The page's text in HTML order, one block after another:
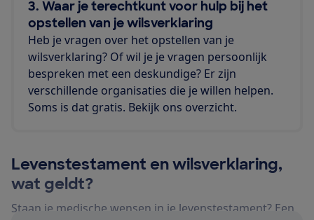
3. Waar je terechtkunt voor hulp bij het
opstellen van je wilsverklaring
Heb je vragen over het opstellen van je
wilsverklaring? Of wil je je vragen persoonlijk
bespreken met een deskundige? Er zijn
verschillende organisaties die je willen helpen.
Soms is dat gratis. Bekijk ons overzicht.
Levenstestament en wilsverklaring,
wat geldt?
Staan je medische wensen in je levenstestament? Een